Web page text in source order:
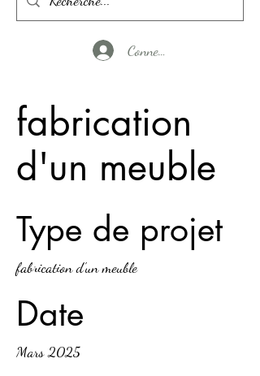
Connexion
fabrication
d'un meuble
Type de projet
fabrication d'un meuble
Date
Mars 2025